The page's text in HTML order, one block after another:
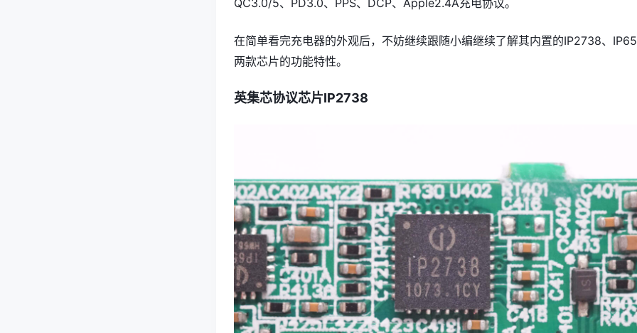
在简单看完充电器的外观后，不妨继续跟随小编继续了解其内置的IP2738、
两款芯片的功能特性。
英集芯协议芯片IP2738